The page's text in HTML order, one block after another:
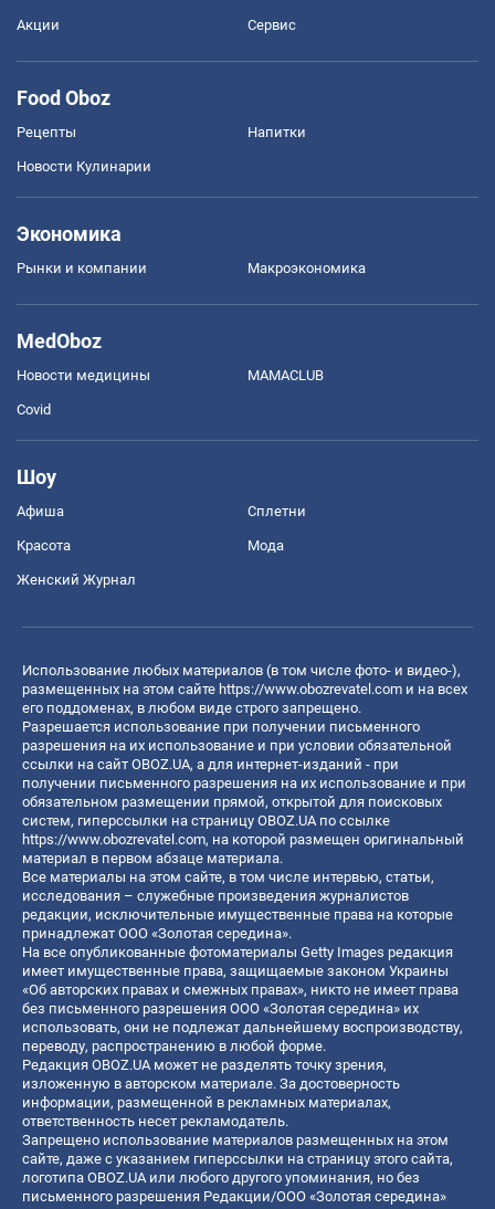
Акции Сервис
Food Oboz
Рецепты Напитки
Новости Кулинарии
Экономика
Рынки и компании Mакроэкономика
MedOboz
Новости медицины MAMACLUB
Covid
Шоу
Афиша Сплетни
Красота Мода
Женский Журнал
Использование любых материалов (в том числе фото- и видео-),
размещенных на этом сайте https://www.obozrevatel.com и на всех
его поддоменах, в любом виде строго запрещено.
Разрешается использование при получении письменного
разрешения на их использование и при условии обязательной
ссылки на сайт OBOZ.UA, а для интернет-изданий - при
получении письменного разрешения на их использование и при
обязательном размещении прямой, открытой для поисковых
систем, гиперссылки на страницу OBOZ.UA по ссылке
https://www.obozrevatel.com, на которой размещен оригинальный
материал в первом абзаце материала.
Все материалы на этом сайте, в том числе интервью, статьи,
исследования – служебные произведения журналистов
редакции, исключительные имущественные права на которые
принадлежат ООО «Золотая середина».
На все опубликованные фотоматериалы Getty Images редакция
имеет имущественные права, защищаемые законом Украины
«Об авторских правах и смежных правах», никто не имеет права
без письменного разрешения ООО «Золотая середина» их
использовать, они не подлежат дальнейшему воспроизводству,
переводу, распространению в любой форме.
Редакция OBOZ.UA может не разделять точку зрения,
изложенную в авторском материале. За достоверность
информации, размещенной в рекламных материалах,
ответственность несет рекламодатель.
Запрещено использование материалов размещенных на этом
сайте, даже с указанием гиперссылки на страницу этого сайта,
логотипа OBOZ.UA или любого другого упоминания, но без
письменного разрешения Редакции/ООО «Золотая середина»